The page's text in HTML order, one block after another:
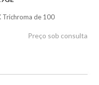
Trichroma de 100
Preço sob consulta